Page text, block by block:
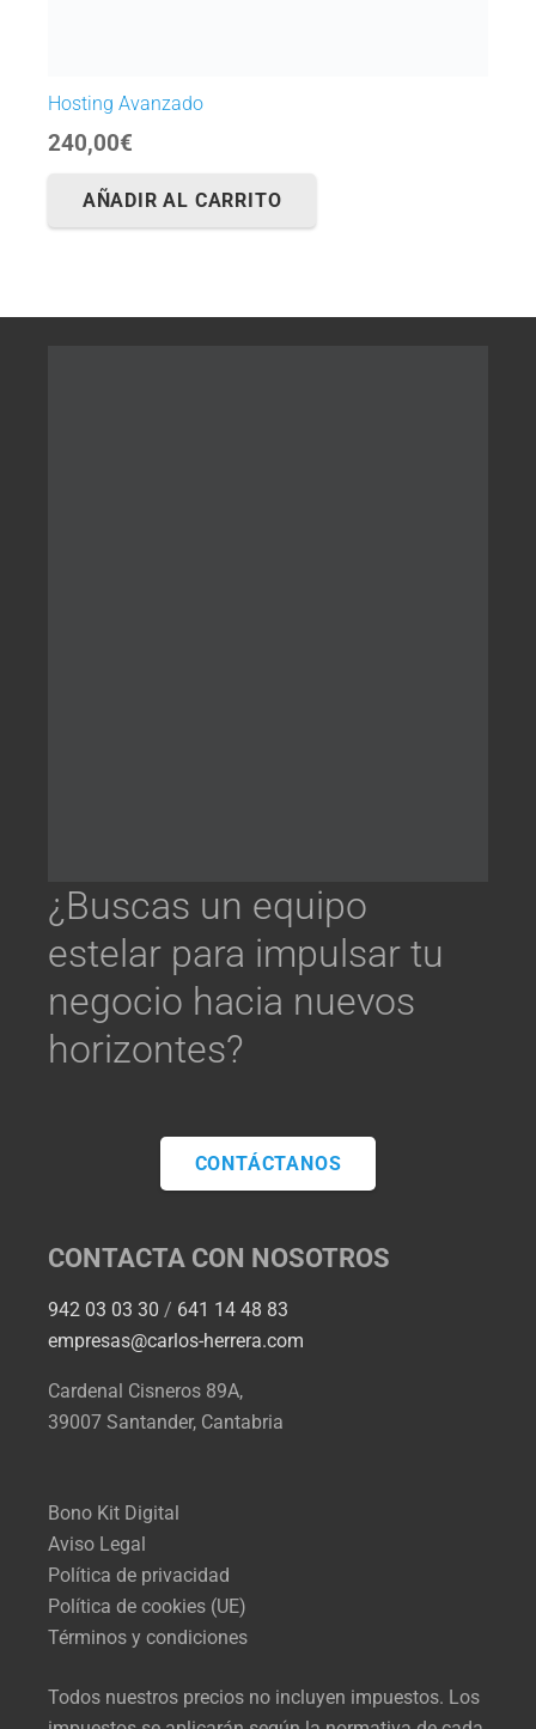
Hosting Avanzado
240,00€
AÑADIR AL CARRITO
¿Buscas un equipo
estelar para impulsar tu
negocio hacia nuevos
horizontes?
CONTÁCTANOS
CONTACTA CON NOSOTROS
942 03 03 30 / 641 14 48 83
empresas@carlos-herrera.com
Cardenal Cisneros 89A,
39007 Santander, Cantabria
Bono Kit Digital
Aviso Legal
Política de privacidad
Política de cookies (UE)
Términos y condiciones
Todos nuestros precios no incluyen impuestos. Los